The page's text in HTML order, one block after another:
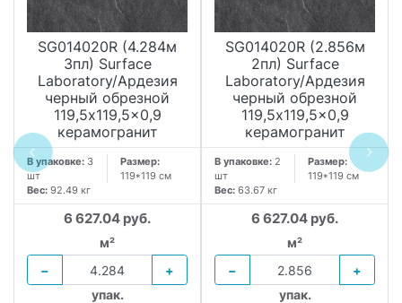
SG014020R (4.284м
3пл) Surface
Laboratory/Ардезия
черный обрезной
119,5x119,5x0,9
керамогранит
В упаковке: 3
шт
Размер:
119*119 см
Вес: 92.49 кг
6 627.04 руб.
м²
−
+
упак.
SG014020R (2.856м
2пл) Surface
Laboratory/Ардезия
черный обрезной
119,5x119,5x0,9
керамогранит
В упаковке: 2
шт
Размер:
119*119 см
Вес: 63.67 кг
6 627.04 руб.
м²
−
+
упак.